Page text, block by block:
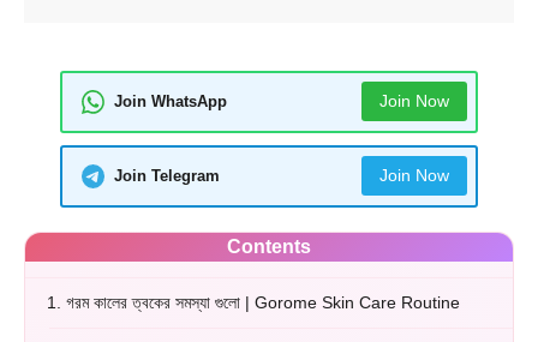
Join WhatsApp Join Now
Join Telegram Join Now
Contents
1. গরম কালের ত্বকের সমস্যা গুলো | Gorome Skin Care Routine